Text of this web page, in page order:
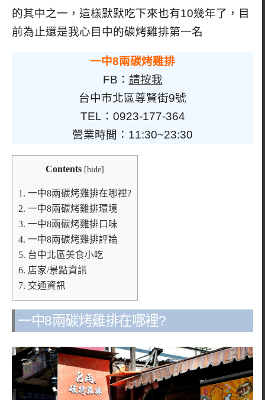
的其中之一，這樣默默吃下來也有10幾年了，目
前為止還是我心目中的碳烤雞排第一名
一中8兩碳烤雞排
FB： 請按我
台中市北區尊賢街9號
TEL：0923-177-364
營業時間：11:30~23:30
Contents [hide]
1. 一中8兩碳烤雞排在哪裡?
2. 一中8兩碳烤雞排環境
3. 一中8兩碳烤雞排口味
4. 一中8兩碳烤雞排評論
5. 台中北區美食小吃
6. 店家/景點資訊
7. 交通資訊
一中8兩碳烤雞排在哪裡?